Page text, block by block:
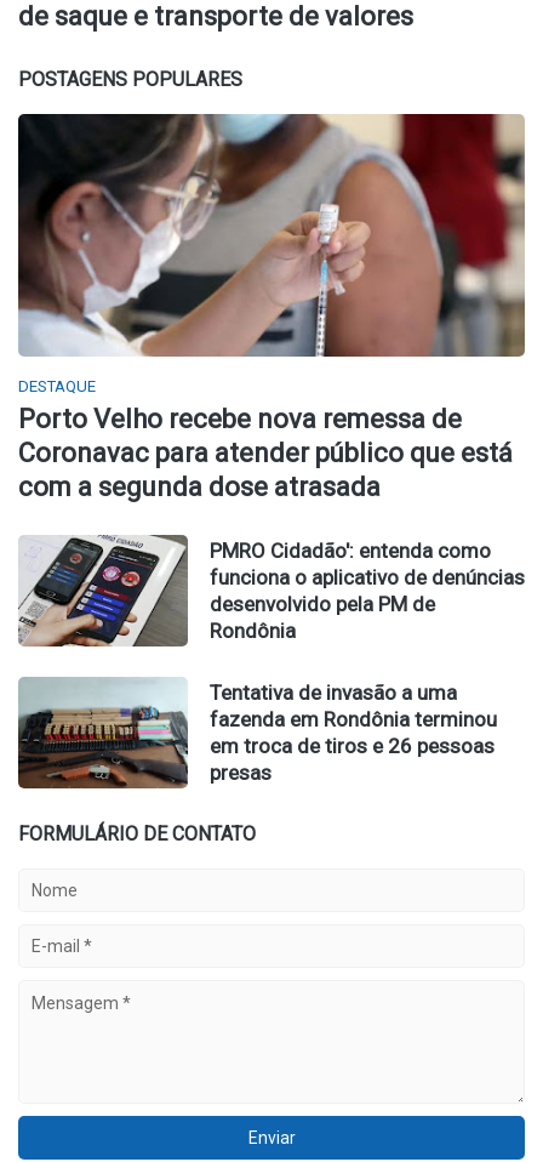
de saque e transporte de valores
POSTAGENS POPULARES
DESTAQUE
Porto Velho recebe nova remessa de
Coronavac para atender público que está
com a segunda dose atrasada
PMRO Cidadão': entenda como
funciona o aplicativo de denúncias
desenvolvido pela PM de
Rondônia
Tentativa de invasão a uma
fazenda em Rondônia terminou
em troca de tiros e 26 pessoas
presas
FORMULÁRIO DE CONTATO